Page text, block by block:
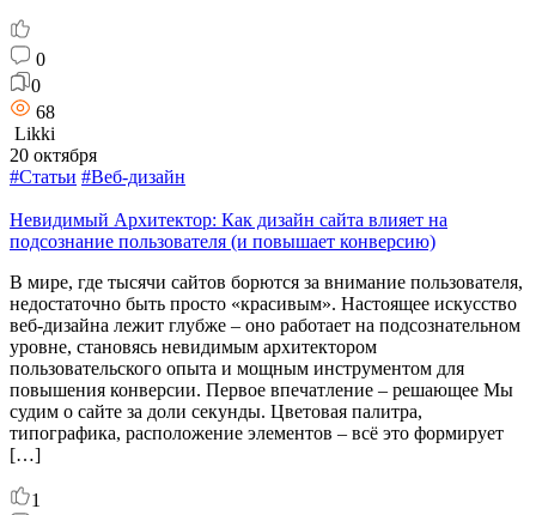
0
0
68
Likki
20 октября
#Статьи #Веб-дизайн
Невидимый Архитектор: Как дизайн сайта влияет на
подсознание пользователя (и повышает конверсию)
В мире, где тысячи сайтов борются за внимание пользователя,
недостаточно быть просто «красивым». Настоящее искусство
веб-дизайна лежит глубже – оно работает на подсознательном
уровне, становясь невидимым архитектором
пользовательского опыта и мощным инструментом для
повышения конверсии. Первое впечатление – решающее Мы
судим о сайте за доли секунды. Цветовая палитра,
типографика, расположение элементов – всё это формирует
[…]
1